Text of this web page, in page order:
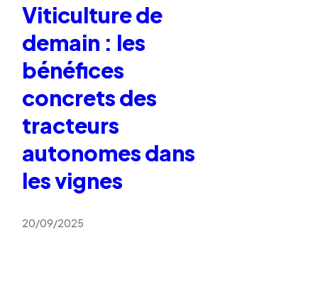
Viticulture de
demain : les
bénéfices
concrets des
tracteurs
autonomes dans
les vignes
20/09/2025